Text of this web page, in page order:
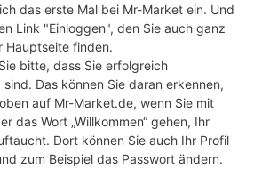
das erste Mal bei Mr-Market ein. Und
Link "Einloggen", den Sie auch ganz
Hauptseite finden.
bitte, dass Sie erfolgreich
Das können Sie daran erkennen,
auf Mr-Market.de, wenn Sie mit
das Wort „Willkommen“ gehen, Ihr
Dort können Sie auch Ihr Profil
zum Beispiel das Passwort ändern.